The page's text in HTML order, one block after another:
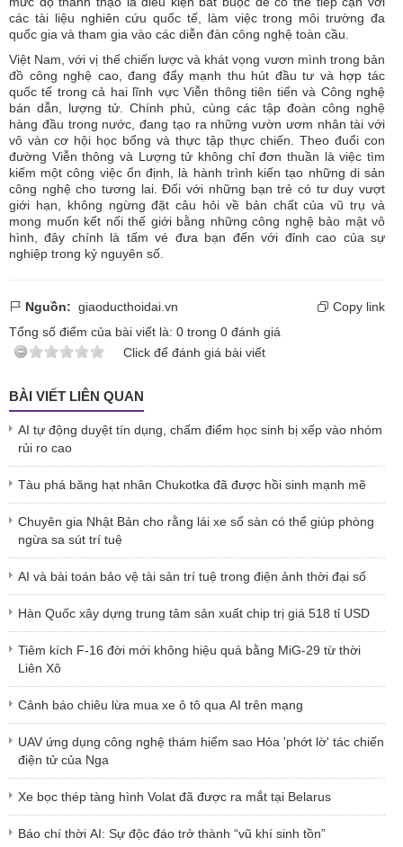
các tài liệu nghiên cứu quốc tế, làm việc trong môi trường đa
quốc gia và tham gia vào các diễn đàn công nghệ toàn cầu.
Việt Nam, với vị thế chiến lược và khát vọng vươn mình trong bản
đồ công nghệ cao, đang đẩy mạnh thu hút đầu tư và hợp tác
quốc tế trong cả hai lĩnh vực Viễn thông tiên tiến và Công nghệ
bán dẫn, lượng tử. Chính phủ, cùng các tập đoàn công nghệ
hàng đầu trong nước, đang tạo ra những vườn ươm nhân tài với
vô vàn cơ hội học bổng và thực tập thực chiến. Theo đuổi con
đường Viễn thông và Lượng tử không chỉ đơn thuần là việc tìm
kiếm một công việc ổn định, là hành trình kiến tạo những di sản
công nghệ cho tương lai. Đối với những bạn trẻ có tư duy vượt
giới hạn, không ngừng đặt câu hỏi về bản chất của vũ trụ và
mong muốn kết nối thế giới bằng những công nghệ bảo mật vô
hình, đây chính là tấm vé đưa bạn đến với đỉnh cao của sự
nghiệp trong kỷ nguyên số.
Nguồn: giaoducthoidai.vn
Copy link
Tổng số điểm của bài viết là: 0 trong 0 đánh giá
Click để đánh giá bài viết
BÀI VIẾT LIÊN QUAN
AI tự động duyệt tín dụng, chấm điểm học sinh bị xếp vào nhóm
rủi ro cao
Tàu phá băng hạt nhân Chukotka đã được hồi sinh mạnh mẽ
Chuyên gia Nhật Bản cho rằng lái xe số sàn có thể giúp phòng
ngừa sa sút trí tuệ
AI và bài toán bảo vệ tài sản trí tuệ trong điện ảnh thời đại số
Hàn Quốc xây dựng trung tâm sản xuất chip trị giá 518 tỉ USD
Tiêm kích F-16 đời mới không hiệu quả bằng MiG-29 từ thời
Liên Xô
Cảnh báo chiêu lừa mua xe ô tô qua AI trên mạng
UAV ứng dụng công nghệ thám hiểm sao Hỏa 'phớt lờ' tác chiến
điện tử của Nga
Xe bọc thép tàng hình Volat đã được ra mắt tại Belarus
Báo chí thời AI: Sự độc đáo trở thành “vũ khí sinh tồn”